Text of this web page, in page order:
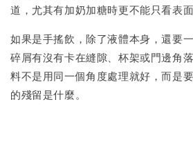
道，尤其有加奶加糖時更不能只看表面
如果是手搖飲，除了液體本身，還要
碎屑有沒有卡在縫隙、杯架或門邊角
料不是用同一個角度處理就好，而是
的殘留是什麼。